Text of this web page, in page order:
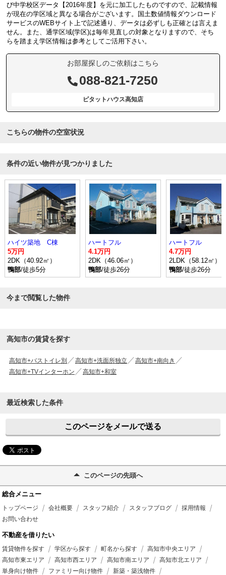
び中学校区データ【2016年度】を元に加工したものですので、記載情報
が現在の学区域と異なる場合がございます。国土数値情報ダウンロード
サービスのWEBサイト上で記述通り、データは必ずしも正確とは言えま
せん。また、通学区域(学区)は毎年見直しの対象となりますので、そち
らを踏まえ学区情報は参考としてご活用下さい。
お部屋探しのご依頼はこちら
088-821-7250
ピタットハウス高知店
こちらの物件の空室状況
条件の近い物件が見つかりました
ハイツ築地 C棟
5万円
2DK（40.92㎡）
鴨部/徒歩5分
ハートフル
4.1万円
2DK（46.06㎡）
鴨部/徒歩26分
ハートフル
4.7万円
2LDK（58.12㎡）
鴨部/徒歩26分
今まで閲覧した物件
高知市の賃貸を探す
高知市+バストイレ別 高知市+洗面所独立
高知市+南向き
高知市+TVインターホン
高知市+和室
最近検索した条件
このページをメールで送る
このページの先頭へ
総合メニュー
トップページ 会社概要 スタッフ紹介 スタッフブログ
採用情報
お問い合わせ
不動産を借りたい
賃貸物件を探す 学区から探す 町名から探す
高知市中央エリア
高知市東エリア
高知市西エリア 高知市南エリア
高知市北エリア
単身向け物件
ファミリー向け物件
新築・築浅物件